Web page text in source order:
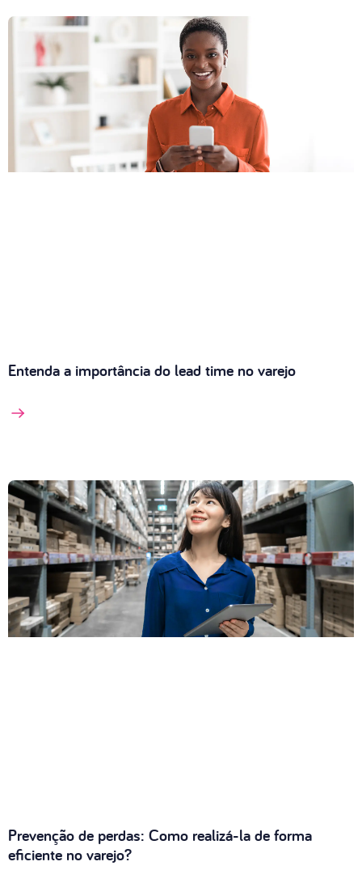
Entenda a importância do lead time no varejo
Prevenção de perdas: Como realizá-la de forma
eficiente no varejo?